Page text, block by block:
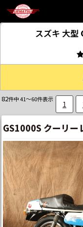
スズキ 大型
82件中 41～60件表示
1
GS1000S クーリー